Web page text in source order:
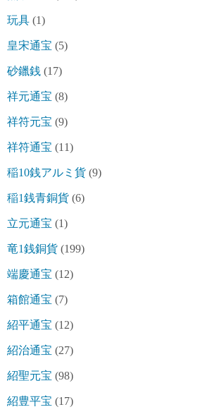
玩具 (1)
皇宋通宝 (5)
砂鑞銭 (17)
祥元通宝 (8)
祥符元宝 (9)
祥符通宝 (11)
稲10銭アルミ貨 (9)
稲1銭青銅貨 (6)
立元通宝 (1)
竜1銭銅貨 (199)
端慶通宝 (12)
箱館通宝 (7)
紹平通宝 (12)
紹治通宝 (27)
紹聖元宝 (98)
紹豊平宝 (17)